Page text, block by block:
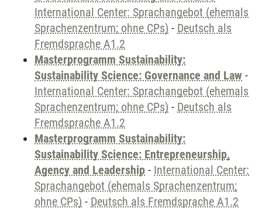
International Center: Sprachangebot (ehemals
Sprachenzentrum; ohne CPs) - Deutsch als
Fremdsprache A1.2
Masterprogramm Sustainability:
Sustainability Science: Governance and Law -
International Center: Sprachangebot (ehemals
Sprachenzentrum; ohne CPs) - Deutsch als
Fremdsprache A1.2
Masterprogramm Sustainability:
Sustainability Science: Entrepreneurship,
Agency and Leadership - International Center:
Sprachangebot (ehemals Sprachenzentrum;
ohne CPs) - Deutsch als Fremdsprache A1.2